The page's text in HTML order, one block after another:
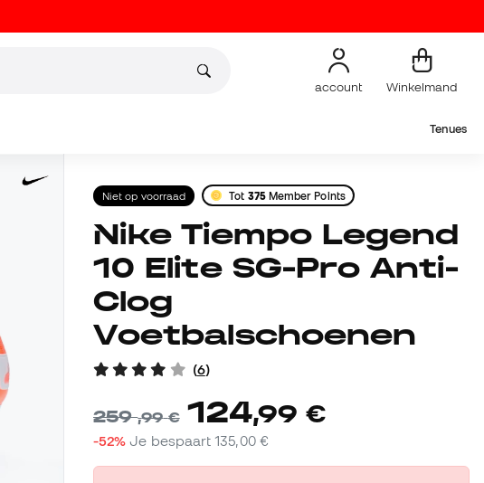
account Winkelmand
Tenues
Niet op voorraad Tot 375Member Points
Nike Tiempo Legend
10 Elite SG-Pro Anti-
Clog
Voetbalschoenen
(6)
259,99 € 124,99 €
-52% Je bespaart135,00 €